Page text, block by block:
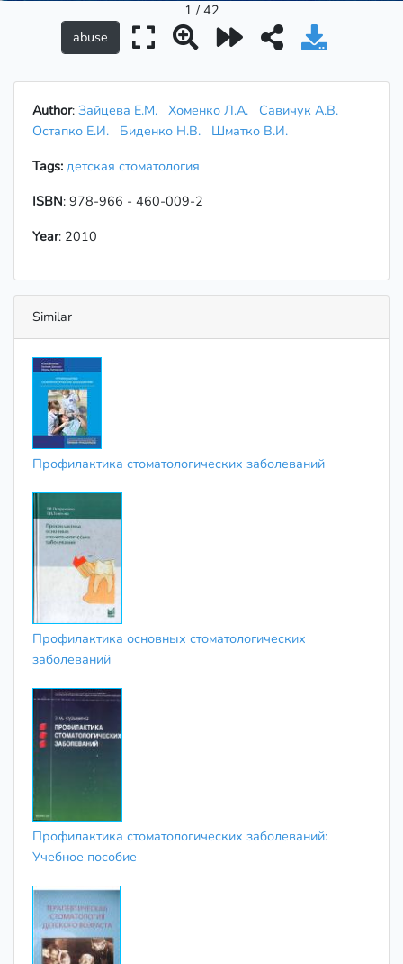
1 / 42
Author: Зайцева Е.М. Хоменко Л.А.
Савичук А.В.
Остапко Е.И.
Биденко Н.В.
Шматко В.И.
Tags: детская стоматология
ISBN: 978-966 - 460-009-2
Year: 2010
Similar
Профилактика стоматологических заболеваний
Профилактика основных стоматологических
заболеваний
Профилактика стоматологических заболеваний:
Учебное пособие